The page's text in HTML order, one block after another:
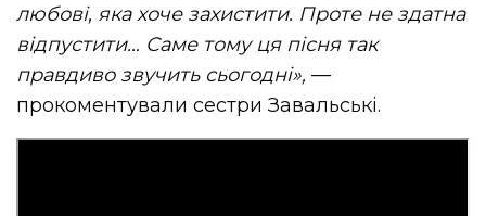
любові, яка хоче захистити. Проте не здатна
відпустити… Саме тому ця пісня так
правдиво звучить сьогодні», —
прокоментували сестри Завальські.